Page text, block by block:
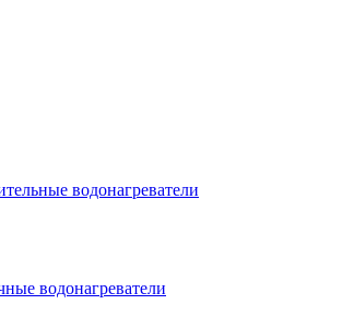
водонагреватели
водонагреватели